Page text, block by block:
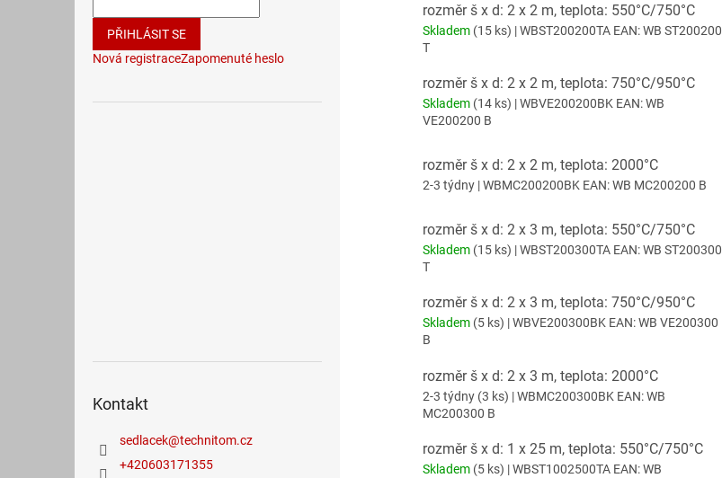
PŘIHLÁSIT SE
Nová registraceZapomenuté heslo
Kontakt
sedlacek@technitom.cz
+420603171355
rozměr š x d: 2 x 2 m, teplota: 550°C/750°C
Skladem (15 ks) | WBST200200TA EAN:WB ST200200
T
rozměr š x d: 2 x 2 m, teplota: 750°C/950°C
Skladem (14 ks) | WBVE200200BK EAN:WB
VE200200 B
rozměr š x d: 2 x 2 m, teplota: 2000°C
2-3 týdny | WBMC200200BK EAN:WB MC200200 B
rozměr š x d: 2 x 3 m, teplota: 550°C/750°C
Skladem (15 ks) | WBST200300TA EAN:WB ST200300
T
rozměr š x d: 2 x 3 m, teplota: 750°C/950°C
Skladem (5 ks) | WBVE200300BK EAN:WB VE200300
B
rozměr š x d: 2 x 3 m, teplota: 2000°C
2-3 týdny (3 ks) | WBMC200300BK EAN:WB
MC200300 B
rozměr š x d: 1 x 25 m, teplota: 550°C/750°C
Skladem (5 ks) | WBST1002500TA EAN:WB